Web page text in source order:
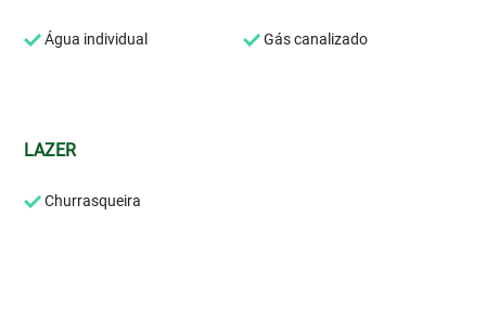
Água individual Gás canalizado
LAZER
Churrasqueira